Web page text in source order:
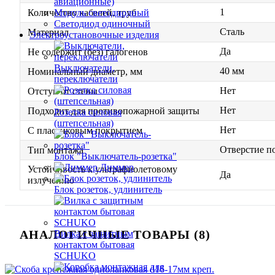
Модуль светодиодный
Светодиод одиночный
Электроустановочные изделия
Выключатели,
переключатели
Розетка силовая
(штепсельная)
Блок "Выключатель-розетка"
Диммер
Блок розеток, удлинитель
Вилка с защитным
контактом бытовая
SCHUKO
Количество кабелей, труб
1
Материал
Сталь
Не содержит (без) галогенов
Да
Номинальный диаметр, мм
40 мм
Отступ от стены
Нет
Подходит для противопожарной защиты
Нет
С пластиковым покрытием
Нет
Тип монтажа
Отверстие
Устойчивость к ультрафиолетовому
излучению
Да
АНАЛОГИЧНЫЕ ТОВАРЫ (8)